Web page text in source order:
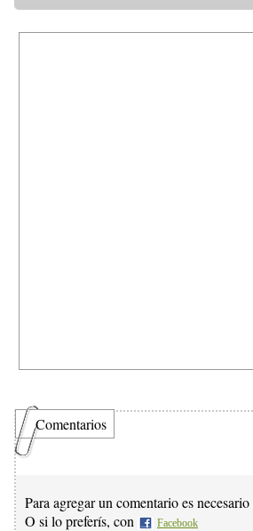
Comentarios
Para agregar un comentario es
O si lo preferís, con Facebook